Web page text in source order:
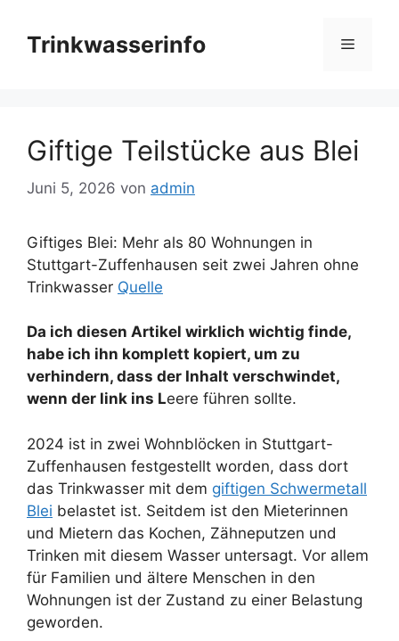
Inhalt
springen
Trinkwasserinfo Menü
Giftige Teilstücke aus Blei
Juni 5, 2026 von admin
Giftiges Blei: Mehr als 80 Wohnungen in
Stuttgart-Zuffenhausen seit zwei Jahren ohne
Trinkwasser Quelle
Da ich diesen Artikel wirklich wichtig finde,
habe ich ihn komplett kopiert, um zu
verhindern, dass der Inhalt verschwindet,
wenn der link ins Leere führen sollte.
2024 ist in zwei Wohnblöcken in Stuttgart-
Zuffenhausen festgestellt worden, dass dort
das Trinkwasser mit dem giftigen Schwermetall
Blei belastet ist. Seitdem ist den Mieterinnen
und Mietern das Kochen, Zähneputzen und
Trinken mit diesem Wasser untersagt. Vor allem
für Familien und ältere Menschen in den
Wohnungen ist der Zustand zu einer Belastung
geworden.